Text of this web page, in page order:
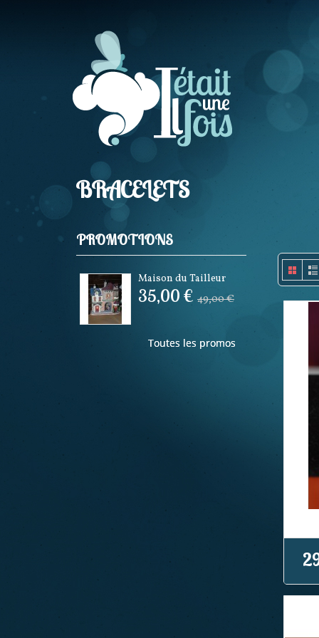
PROMOTIONS
Maison du Tailleur
35,00 € 49,00 €
Toutes les promos
BRACELETS